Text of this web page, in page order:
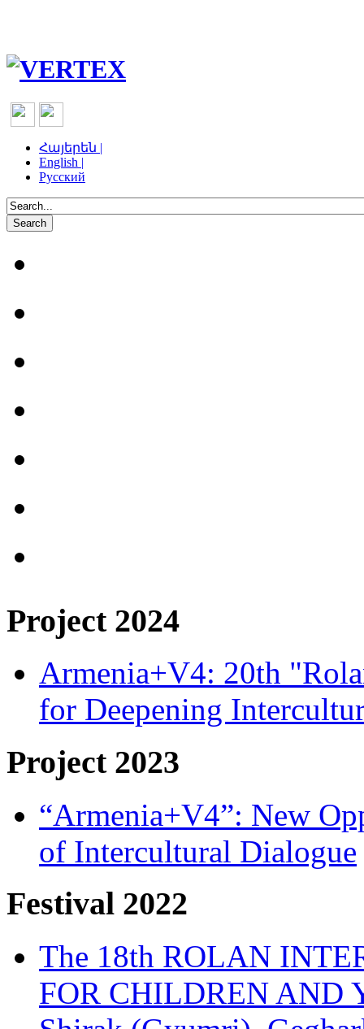
Հայերեն |
English |
Русский
Project 2024
Armenia+V4: 20th
for Deepening
Project 2023
“Armenia+V4”: New
of Intercultural Dialogue
Festival 2022
The 18th ROLAN
FOR CHILDREN AND